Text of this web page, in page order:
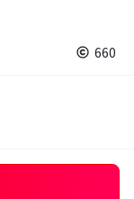
660